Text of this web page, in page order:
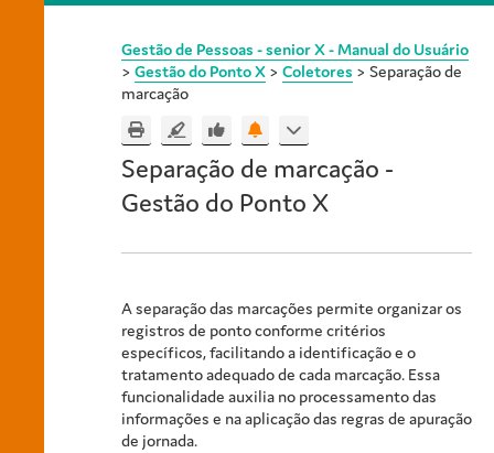
Gestão de Pessoas - senior X - Manual do Usuário
> Gestão do Ponto X > Coletores > Separação de
marcação
Separação de marcação -
Gestão do Ponto X
A separação das marcações permite organizar os
registros de ponto conforme critérios
específicos, facilitando a identificação e o
tratamento adequado de cada marcação. Essa
funcionalidade auxilia no processamento das
informações e na aplicação das regras de apuração
de jornada.